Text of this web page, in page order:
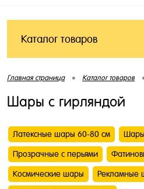
Каталог товаров
Главная страница • Каталог товаров
Шары с гирляндой
Латексные шары 60-80 см Шары
Прозрачные с перьями
Космические шары Рекламные